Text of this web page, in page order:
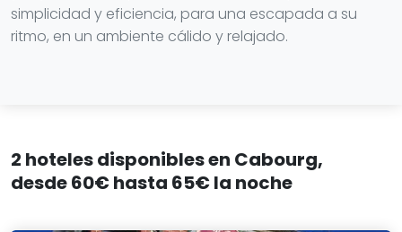
simplicidad y eficiencia, para una escapada a su
ritmo, en un ambiente cálido y relajado.
2 hoteles disponibles en Cabourg,
desde 60€ hasta 65€ la noche